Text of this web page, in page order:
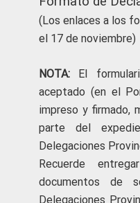
(Los enlaces a los
el 17 de noviembre)
NOTA: El
aceptado (en el
impreso y firmado,
parte del
Delegaciones
Recuerde
documentos de
Delegaciones